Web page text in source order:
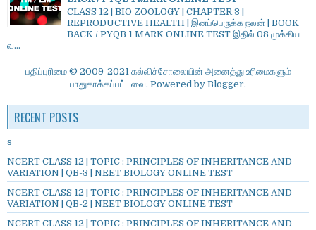
CLASS 12 | BIO ZOOLOGY | CHAPTER 3 |
REPRODUCTIVE HEALTH | இனப்பெருக்க நலன் | BOOK
BACK / PYQB 1 MARK ONLINE TEST இதில் 08 முக்கிய
வ...
பதிப்புரிமை © 2009-2021 கல்விச்சோலையின் அனைத்து உரிமைகளும்
பாதுகாக்கப்பட்டவை. Powered by Blogger.
RECENT POSTS
s
NCERT CLASS 12 | TOPIC : PRINCIPLES OF INHERITANCE AND
VARIATION | QB-3 | NEET BIOLOGY ONLINE TEST
NCERT CLASS 12 | TOPIC : PRINCIPLES OF INHERITANCE AND
VARIATION | QB-2 | NEET BIOLOGY ONLINE TEST
NCERT CLASS 12 | TOPIC : PRINCIPLES OF INHERITANCE AND